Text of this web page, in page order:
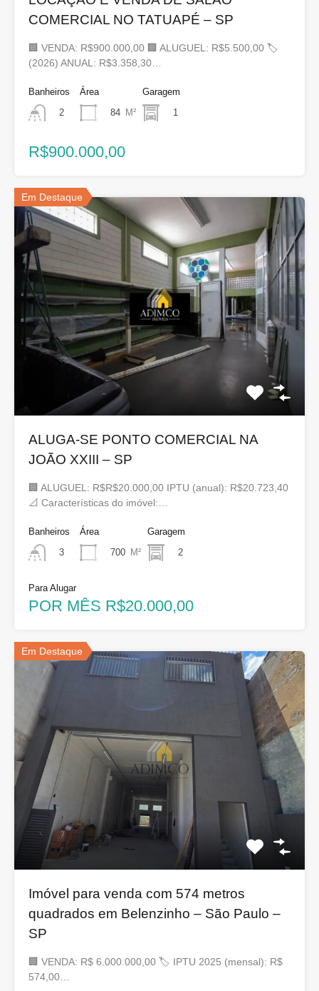
COMERCIAL NO TATUAPÉ – SP
🏢 VENDA: R$900.000,00 🏢 ALUGUEL: R$5.500,00 🏷
(2026) ANUAL: R$3.358,30…
Banheiros
2
Área
84 M²
Garagem
1
R$900.000,00
Em Destaque
ALUGA-SE PONTO COMERCIAL NA
JOÃO XXIII – SP
🏢 ALUGUEL: R$R$20.000,00 IPTU (anual): R$20.723,40
📐 Características do imóvel:…
Banheiros
3
Área
700 M²
Garagem
2
Para Alugar
POR MÊS R$20.000,00
Em Destaque
Imóvel para venda com 574 metros
quadrados em Belenzinho – São Paulo –
SP
🏢 VENDA: R$ 6.000.000,00 🏷 IPTU 2025 (mensal): R$
574,00…